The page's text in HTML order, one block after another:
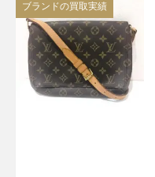
ブランドの買取実績